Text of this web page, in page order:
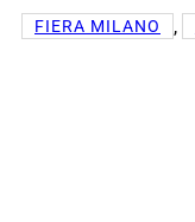
FIERA MILANO ,